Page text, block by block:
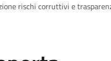
rischi corruttivi e